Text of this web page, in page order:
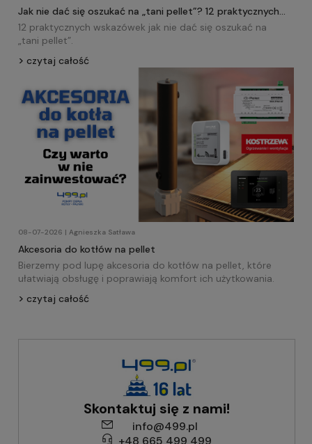
Jak nie dać się oszukać na „tani pellet”? 12 praktycznych
wskazówek!
12 praktycznych wskazówek jak nie dać się oszukać na
„tani pellet”.
czytaj całość
08-07-2026 | Agnieszka Satława
Akcesoria do kotłów na pellet
Bierzemy pod lupę akcesoria do kotłów na pellet, które
ułatwiają obsługę i poprawiają komfort ich użytkowania.
czytaj całość
Skontaktuj się z nami!
info@499.pl
+48 665 499 499